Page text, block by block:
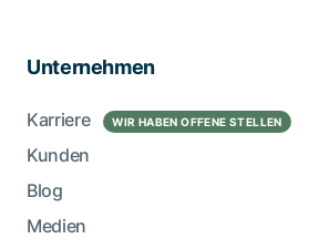
Unternehmen
Karriere WIR HABEN OFFENE STELLEN
Kunden
Blog
Medien